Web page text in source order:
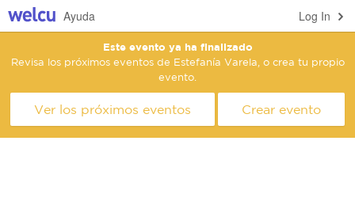
Log In
Ayuda
Este evento ya ha finalizado
Revisa los próximos eventos de Estefanía Varela, o crea tu propio
evento.
Ver los próximos eventos Crear evento